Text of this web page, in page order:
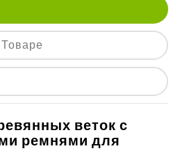
веток с
ремнями для